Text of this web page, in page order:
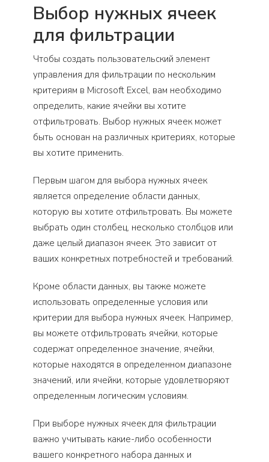
Выбор нужных ячеек
для фильтрации
Чтобы создать пользовательский элемент
управления для фильтрации по нескольким
критериям в Microsoft Excel, вам необходимо
определить, какие ячейки вы хотите
отфильтровать. Выбор нужных ячеек может
быть основан на различных критериях, которые
вы хотите применить.
Первым шагом для выбора нужных ячеек
является определение области данных,
которую вы хотите отфильтровать. Вы можете
выбрать один столбец, несколько столбцов или
даже целый диапазон ячеек. Это зависит от
ваших конкретных потребностей и требований.
Кроме области данных, вы также можете
использовать определенные условия или
критерии для выбора нужных ячеек. Например,
вы можете отфильтровать ячейки, которые
содержат определенное значение, ячейки,
которые находятся в определенном диапазоне
значений, или ячейки, которые удовлетворяют
определенным логическим условиям.
При выборе нужных ячеек для фильтрации
важно учитывать какие-либо особенности
вашего конкретного набора данных и